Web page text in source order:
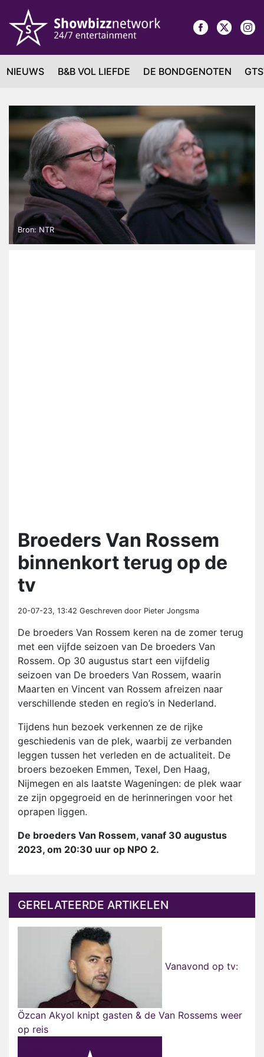
NIEUWS B&B VOL LIEFDE DE BONDGENOTEN
Bron: NTR
Broeders Van Rossem
binnenkort terug op de
tv
20-07-23, 13:42 Geschreven door Pieter Jongsma
De broeders Van Rossem keren na de zomer terug
met een vijfde seizoen van De broeders Van
Rossem. Op 30 augustus start een vijfdelig
seizoen van De broeders Van Rossem, waarin
Maarten en Vincent van Rossem afreizen naar
verschillende steden en regio’s in Nederland.
Tijdens hun bezoek verkennen ze de rijke
geschiedenis van de plek, waarbij ze verbanden
leggen tussen het verleden en de actualiteit. De
broers bezoeken Emmen, Texel, Den Haag,
Nijmegen en als laatste Wageningen: de plek waar
ze zijn opgegroeid en de herinneringen voor het
oprapen liggen.
De broeders Van Rossem, vanaf 30 augustus
2023, om 20:30 uur op NPO 2.
GERELATEERDE ARTIKELEN
Vanavond op tv:
Özcan Akyol knipt gasten & de Van Rossems weer
op reis